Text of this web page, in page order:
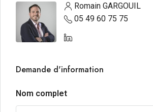
Romain GARGOUIL
05 49 60 75 75
Demande d'information
Nom complet